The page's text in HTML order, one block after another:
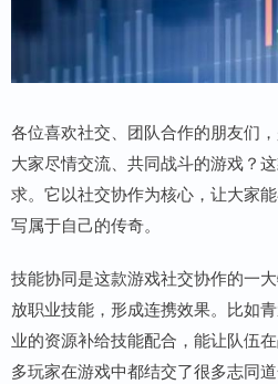
各位喜欢社交、团队合作的朋友们
大家尽情交流、共同战斗的游戏？
求。它以社交协作为核心，让大家
写属于自己的传奇。
技能协同是这款游戏社交协作的一
放职业技能，形成连携效果。比如
业的资源补给技能配合，能让队伍
多玩家在游戏中都结交了很多志同